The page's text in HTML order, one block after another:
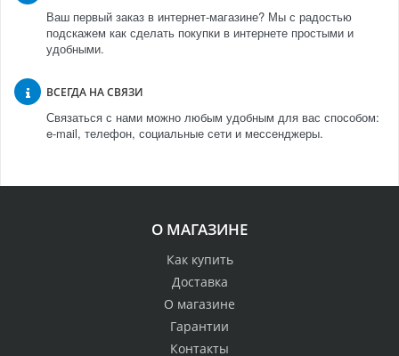
Ваш первый заказ в интернет-магазине? Мы с радостью
подскажем как сделать покупки в интернете простыми и
удобными.
ВСЕГДА НА СВЯЗИ
Связаться с нами можно любым удобным для вас способом:
e-mail, телефон, социальные сети и мессенджеры.
О МАГАЗИНЕ
Как купить
Доставка
О магазине
Гарантии
Контакты